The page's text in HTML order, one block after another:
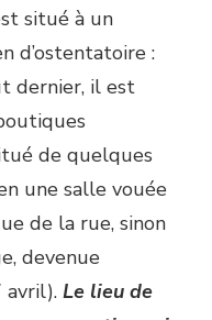
situé à un
d’ostentatoire :
dernier, il est
de quelques
une salle vouée
de la rue, sinon
devenue
avril). Le lieu de